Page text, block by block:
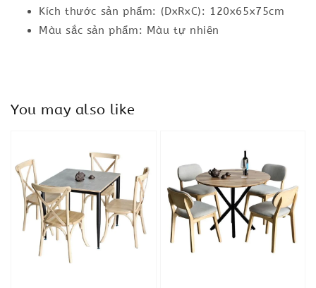
Kích thước sản phẩm: (DxRxC): 120x65x75cm
Màu sắc sản phẩm: Màu tự nhiên
You may also like